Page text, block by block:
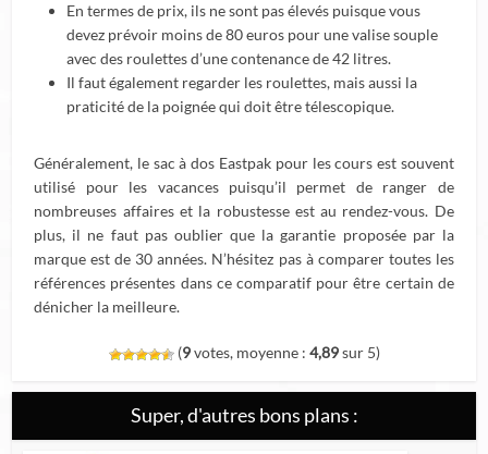
En termes de prix, ils ne sont pas élevés puisque vous
devez prévoir moins de 80 euros pour une valise souple
avec des roulettes d’une contenance de 42 litres.
Il faut également regarder les roulettes, mais aussi la
praticité de la poignée qui doit être télescopique.
Généralement, le sac à dos Eastpak pour les cours est souvent
utilisé pour les vacances puisqu’il permet de ranger de
nombreuses affaires et la robustesse est au rendez-vous. De
plus, il ne faut pas oublier que la garantie proposée par la
marque est de 30 années. N’hésitez pas à comparer toutes les
références présentes dans ce comparatif pour être certain de
dénicher la meilleure.
(9votes, moyenne : 4,89sur 5)
Super, d'autres bons plans :